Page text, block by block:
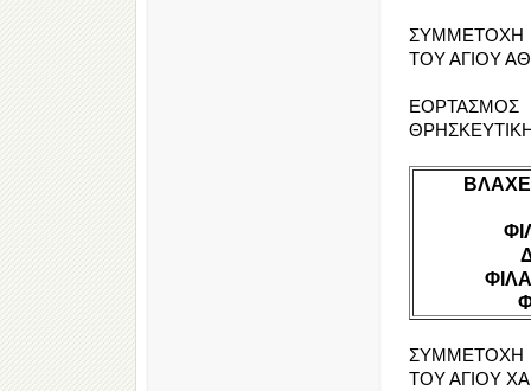
ΣΥΜΜΕΤΟΧΗ
ΤΟΥ ΑΓΙΟΥ
ΕΟΡΤΑΣΜΟΣ
ΣΥΜΜΕΤΟΧΗ
ΤΟΥ ΑΓΙΟΥ